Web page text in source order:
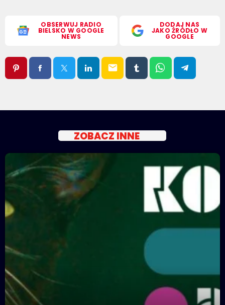
OBSERWUJ RADIO
BIELSKO W GOOGLE
NEWS
DODAJ NAS
JAKO ŹRÓDŁO W
GOOGLE
email
ZOBACZ INNE